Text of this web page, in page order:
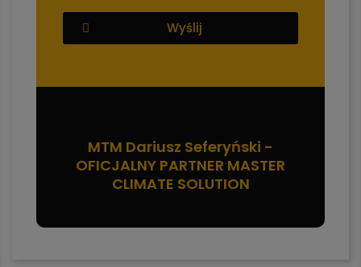
Wyślij
MTM Dariusz Seferyński -
OFICJALNY PARTNER MASTER
CLIMATE SOLUTION